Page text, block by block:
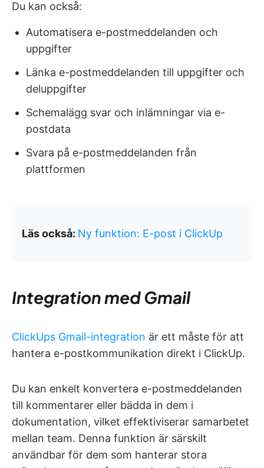
Du kan också:
Automatisera e-postmeddelanden och
uppgifter
Länka e-postmeddelanden till uppgifter och
deluppgifter
Schemalägg svar och inlämningar via e-
postdata
Svara på e-postmeddelanden från
plattformen
Läs också: Ny funktion: E-post i ClickUp
Integration med Gmail
ClickUps Gmail-integration är ett måste för att
hantera e-postkommunikation direkt i ClickUp.
Du kan enkelt konvertera e-postmeddelanden
till kommentarer eller bädda in dem i
dokumentation, vilket effektiviserar samarbetet
mellan team. Denna funktion är särskilt
användbar för dem som hanterar stora